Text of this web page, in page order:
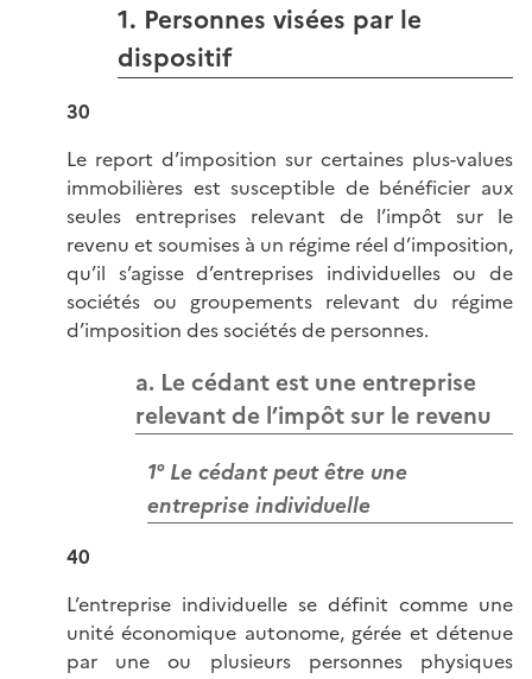
1. Personnes visées par le
dispositif
30
Le report d’imposition sur certaines plus-values
immobilières est susceptible de bénéficier aux
seules entreprises relevant de l’impôt sur le
revenu et soumises à un régime réel d’imposition,
qu’il s’agisse d’entreprises individuelles ou de
sociétés ou groupements relevant du régime
d’imposition des sociétés de personnes.
a. Le cédant est une entreprise
relevant de l’impôt sur le revenu
1° Le cédant peut être une
entreprise individuelle
40
L’entreprise individuelle se définit comme une
unité économique autonome, gérée et détenue
par une ou plusieurs personnes physiques